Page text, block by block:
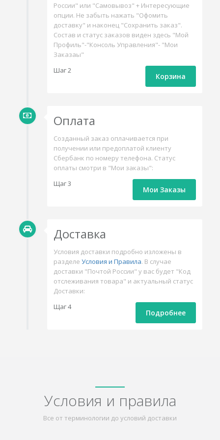
России" или "Самовывоз" + Интересующие
опции. Не забыть нажать "Офомить
доставку" и наконец "Сохранить заказ".
Состав и статус заказов виден здесь "Мой
Профиль"-"Консоль Управления"- "Мои
Заказаы"
Корзина
Шаг 2
Оплата
Созданный заказ оплачивается при
получении или предоплатой клиенту
Сбербанк по номеру телефона. Статус
оплаты смотри в "Мои заказы":
Мои Заказы
Щаг 3
Доставка
Условия доставки подробно изложены в
разделе Условия и Правила. В случае
доставки "Почтой России" у вас будет "Код
отслеживания товара" и актуальный статус
Доставки:
Подробнее
Щаг 4
Условия и правила
Все от терминологии до условий доставки